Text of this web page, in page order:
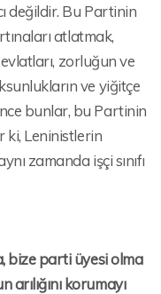
değildir. Bu Partinin
atlatmak,
evlatları, zorluğun ve
ve yiğitçe
bunlar, bu Partinin
ki, Leninistlerin
zamanda işçi sınıfı
bize parti üyesi olma
arılığını korumayı